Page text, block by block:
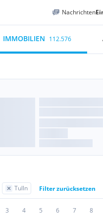
Nachrichten
IMMOBILIEN 112.576
Tulln Filter zurücksetzen
3 4 5 6 7 8